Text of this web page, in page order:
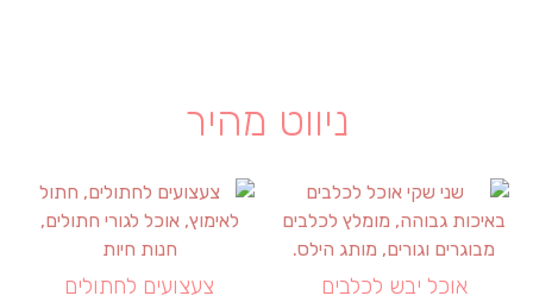
ניווט מהיר
אוכל יבש לכלבים צעצועים לחתולים